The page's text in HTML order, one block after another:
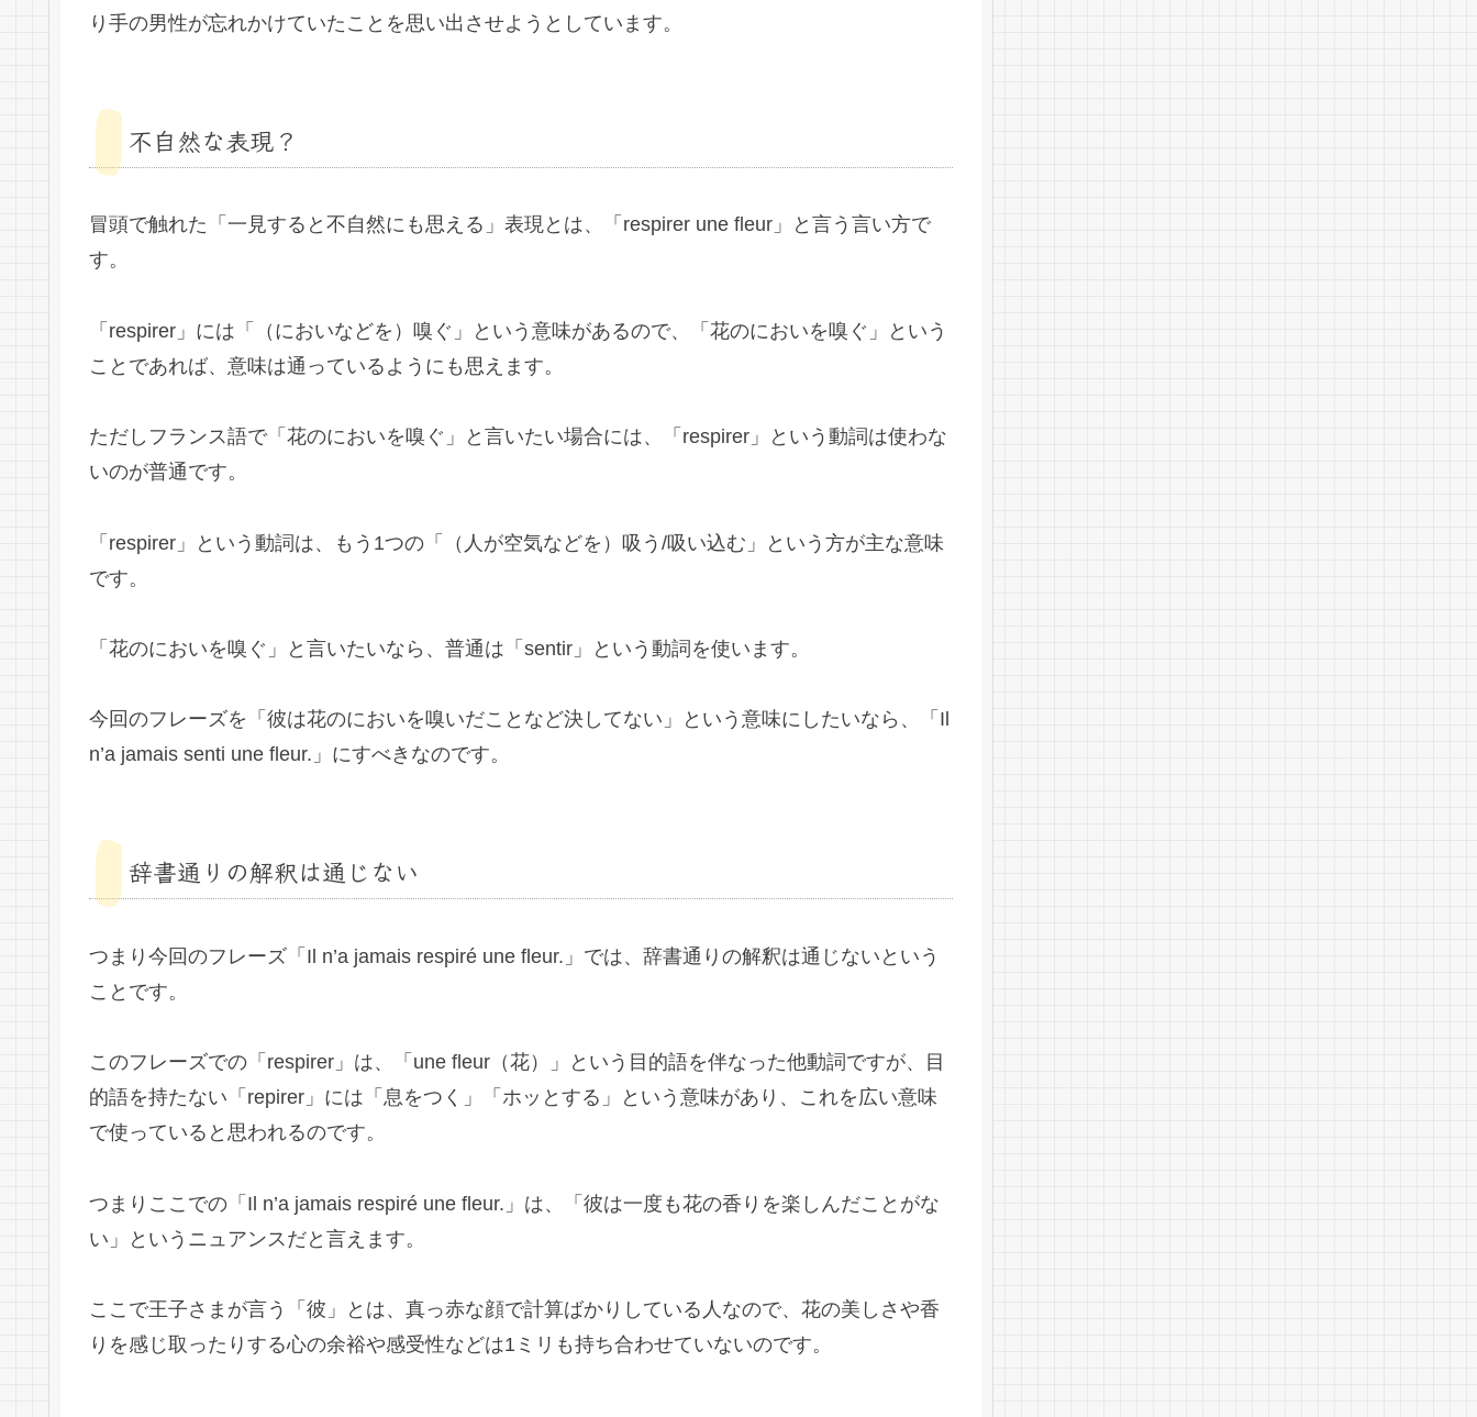
り手の男性が忘れかけていたことを思い出させようとしています。
不自然な表現？
冒頭で触れた「一見すると不自然にも思える」表現とは、「respirer une fleur」と言う言い方で
す。
「respirer」には「（においなどを）嗅ぐ」という意味があるので、「花のにおいを嗅ぐ」という
ことであれば、意味は通っているようにも思えます。
ただしフランス語で「花のにおいを嗅ぐ」と言いたい場合には、「respirer」という動詞は使わな
いのが普通です。
「respirer」という動詞は、もう1つの「（人が空気などを）吸う/吸い込む」という方が主な意味
です。
「花のにおいを嗅ぐ」と言いたいなら、普通は「sentir」という動詞を使います。
今回のフレーズを「彼は花のにおいを嗅いだことなど決してない」という意味にしたいなら、「Il
n’a jamais senti une fleur.」にすべきなのです。
辞書通りの解釈は通じない
つまり今回のフレーズ「Il n’a jamais respiré une fleur.」では、辞書通りの解釈は通じないという
ことです。
このフレーズでの「respirer」は、「une fleur（花）」という目的語を伴なった他動詞ですが、目
的語を持たない「repirer」には「息をつく」「ホッとする」という意味があり、これを広い意味
で使っていると思われるのです。
つまりここでの「Il n’a jamais respiré une fleur.」は、「彼は一度も花の香りを楽しんだことがな
い」というニュアンスだと言えます。
ここで王子さまが言う「彼」とは、真っ赤な顔で計算ばかりしている人なので、花の美しさや香
りを感じ取ったりする心の余裕や感受性などは1ミリも持ち合わせていないのです。